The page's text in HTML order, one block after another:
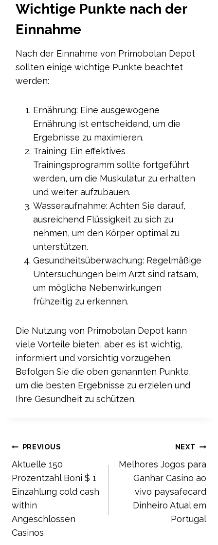
Wichtige Punkte nach der
Einnahme
Nach der Einnahme von Primobolan Depot
sollten einige wichtige Punkte beachtet
werden:
Ernährung: Eine ausgewogene
Ernährung ist entscheidend, um die
Ergebnisse zu maximieren.
Training: Ein effektives
Trainingsprogramm sollte fortgeführt
werden, um die Muskulatur zu erhalten
und weiter aufzubauen.
Wasseraufnahme: Achten Sie darauf,
ausreichend Flüssigkeit zu sich zu
nehmen, um den Körper optimal zu
unterstützen.
Gesundheitsüberwachung: Regelmäßige
Untersuchungen beim Arzt sind ratsam,
um mögliche Nebenwirkungen
frühzeitig zu erkennen.
Die Nutzung von Primobolan Depot kann
viele Vorteile bieten, aber es ist wichtig,
informiert und vorsichtig vorzugehen.
Befolgen Sie die oben genannten Punkte,
um die besten Ergebnisse zu erzielen und
Ihre Gesundheit zu schützen.
Post
navigation
PREVIOUS
Aktuelle 150
Prozentzahl Boni $ 1
Einzahlung cold cash
within
Angeschlossen
Casinos
NEXT
Melhores Jogos para
Ganhar Casino ao
vivo paysafecard
Dinheiro Atual em
Portugal